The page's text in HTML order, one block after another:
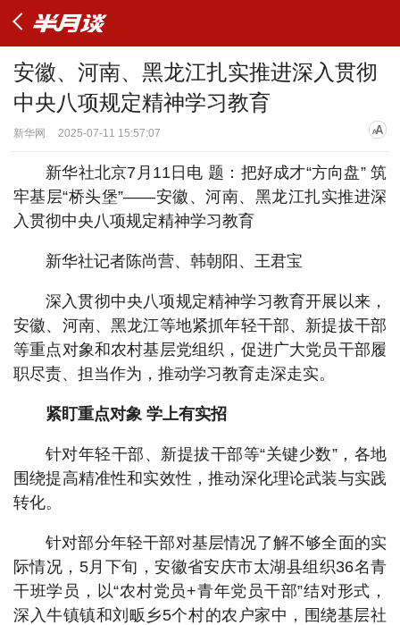
安徽、河南、黑龙江扎实推进深入贯彻
中央八项规定精神学习教育
新华网 2025-07-11 15:57:07
新华社北京7月11日电 题：把好成才“方向盘” 筑
牢基层“桥头堡”——安徽、河南、黑龙江扎实推进深
入贯彻中央八项规定精神学习教育
新华社记者陈尚营、韩朝阳、王君宝
深入贯彻中央八项规定精神学习教育开展以来，
安徽、河南、黑龙江等地紧抓年轻干部、新提拔干部
等重点对象和农村基层党组织，促进广大党员干部履
职尽责、担当作为，推动学习教育走深走实。
紧盯重点对象 学上有实招
针对年轻干部、新提拔干部等“关键少数”，各地
围绕提高精准性和实效性，推动深化理论武装与实践
转化。
针对部分年轻干部对基层情况了解不够全面的实
际情况，5月下旬，安徽省安庆市太湖县组织36名青
干班学员，以“农村党员+青年党员干部”结对形式，
深入牛镇镇和刘畈乡5个村的农户家中，围绕基层社